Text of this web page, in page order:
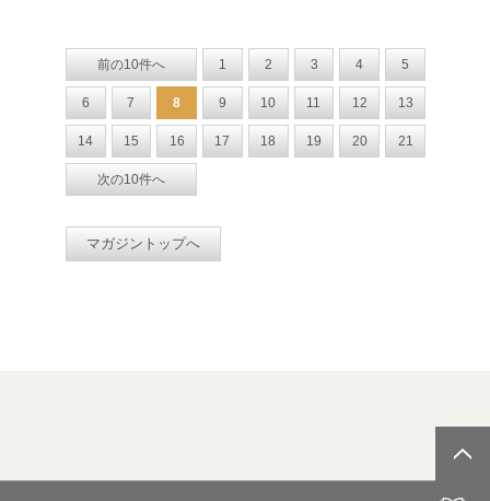
前の10件へ 1 2 3 4 5
6 7 8 9 10 11 12 13
14 15 16 17 18 19 20 21
次の10件へ
マガジントップへ